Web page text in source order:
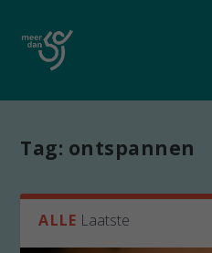
Tag: ontspannen
ALLE Laatste